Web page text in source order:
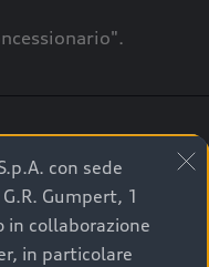
Customer Care
Concessionario
la tua richiesta.
con sede
Gumpert, 1
in collaborazione
in particolare